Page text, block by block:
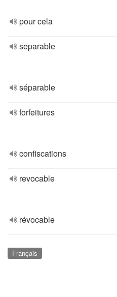
pour cela
separable
séparable
forfeitures
confiscations
revocable
révocable
Français